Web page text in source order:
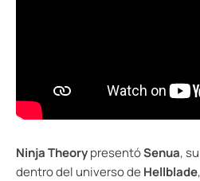
Ninja TheorypresentóSenua,
dentro del universo de Hellblade